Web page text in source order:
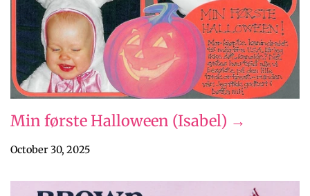
Min første Halloween (Isabel) →
October 30, 2025